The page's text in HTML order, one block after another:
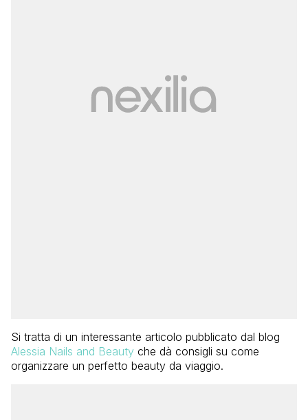
Si tratta di un interessante articolo pubblicato dal blog
Alessia Nails and Beauty che dà consigli su come
organizzare un perfetto beauty da viaggio.